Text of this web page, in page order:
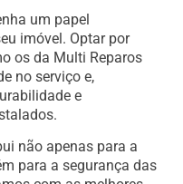
um papel
imóvel. Optar por
os da Multi Reparos
no serviço e,
e
não apenas para a
para a segurança das